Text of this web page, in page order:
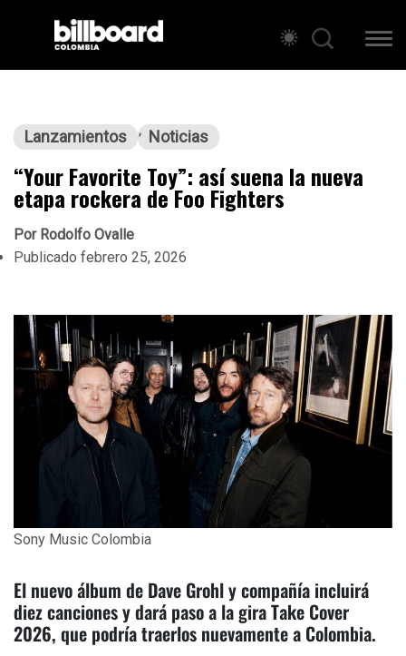
Lanzamientos Noticias
“Your Favorite Toy”: así suena la nueva
etapa rockera de Foo Fighters
PorRodolfo Ovalle
Publicado febrero 25, 2026
Sony Music Colombia
El nuevo álbum de Dave Grohl y compañía incluirá
diez canciones y dará paso a la gira Take Cover
2026, que podría traerlos nuevamente a Colombia.